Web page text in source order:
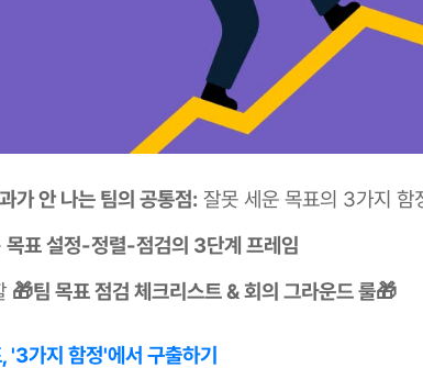
가 안 나는 팀의 공통점: 잘못 세운 목표의 3가지 함
목표 설정-정렬-점검의 3단계 프레임
🎁팀 목표 점검 체크리스트 & 회의 그라운드 룰🎁
'3가지 함정'에서 구출하기